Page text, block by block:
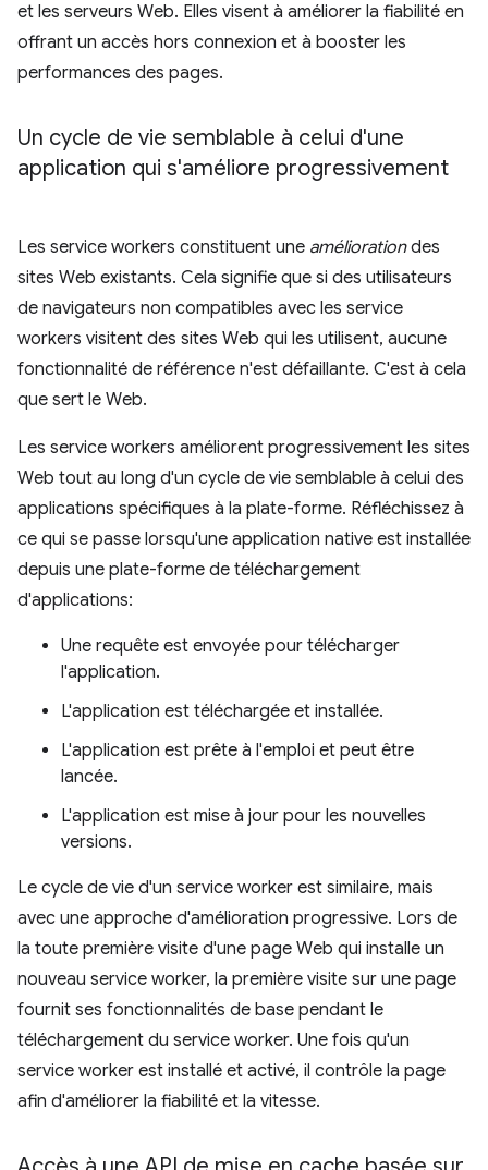
et les serveurs Web. Elles visent à améliorer la fiabilité en
offrant un accès hors connexion et à booster les
performances des pages.
Un cycle de vie semblable à celui d'une
application qui s'améliore progressivement
Les service workers constituent une améliorationdes
sites Web existants. Cela signifie que si des utilisateurs
de navigateurs non compatibles avec les service
workers visitent des sites Web qui les utilisent, aucune
fonctionnalité de référence n'est défaillante. C'est à cela
que sert le Web.
Les service workers améliorent progressivement les sites
Web tout au long d'un cycle de vie semblable à celui des
applications spécifiques à la plate-forme. Réfléchissez à
ce qui se passe lorsqu'une application native est installée
depuis une plate-forme de téléchargement
d'applications:
Une requête est envoyée pour télécharger
l'application.
L'application est téléchargée et installée.
L'application est prête à l'emploi et peut être
lancée.
L'application est mise à jour pour les nouvelles
versions.
Le cycle de vie d'un service worker est similaire, mais
avec une approche d'amélioration progressive. Lors de
la toute première visite d'une page Web qui installe un
nouveau service worker, la première visite sur une page
fournit ses fonctionnalités de base pendant le
téléchargement du service worker. Une fois qu'un
service worker est installé et activé, il contrôle la page
afin d'améliorer la fiabilité et la vitesse.